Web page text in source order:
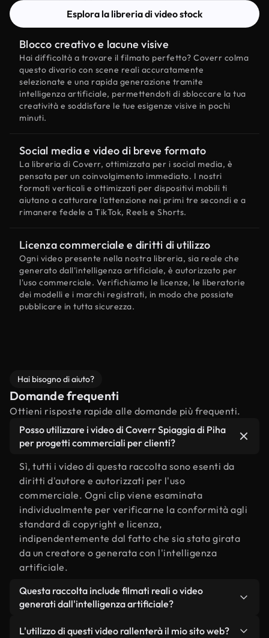
Esplora la libreria di video stock
Blocco creativo e lacune visive
Hai difficoltà a trovare il filmato perfetto? Coverr colma
questo divario con scene reali accuratamente
selezionate e una rapida generazione tramite
intelligenza artificiale, permettendoti di sbloccare la tua
creatività e soddisfare le tue esigenze visive in pochi
minuti.
Social media e video di breve formato
La libreria di Coverr, ottimizzata per i social media, è
pensata per un coinvolgimento immediato. I nostri
formati verticali e ottimizzati per dispositivi mobili ti
aiutano a catturare l'attenzione nei primi tre secondi e a
rimanere fedele a TikTok, Reels e Shorts.
Licenza commerciale e diritti di utilizzo
Ogni video presente nella nostra libreria, sia reale che
generato dall'intelligenza artificiale, è autorizzato per
l'uso commerciale. Verifichiamo le licenze, le liberatorie
dei modelli e i marchi registrati, in modo che possiate
pubblicare in tutta sicurezza.
Hai bisogno di aiuto?
Domande frequenti
Ottieni risposte rapide alle domande più frequenti.
Posso utilizzare i video di Coverr Spiaggia di Piha
per progetti commerciali per clienti?
Sì, tutti i video di questa raccolta sono esenti da
diritti d'autore e autorizzati per l'uso
commerciale. Ogni clip viene esaminata
individualmente per verificarne la conformità agli
standard di copyright e licenza,
indipendentemente dal fatto che sia stata girata
da un creatore o generata con l'intelligenza
artificiale.
Questa raccolta include filmati reali o video
generati dall'intelligenza artificiale?
L'utilizzo di questi video rallenterà il mio sito web?